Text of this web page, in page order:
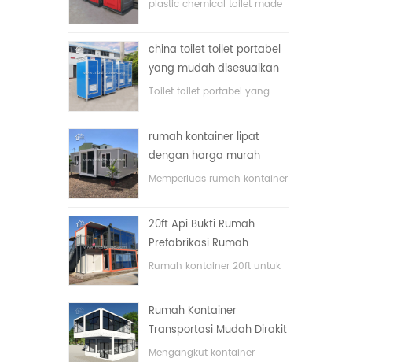
plastic chemical toilet made
china toilet toilet portabel
yang mudah disesuaikan
untuk lokasi konstruksi
Toilet toilet portabel yang
rumah kontainer lipat
dengan harga murah
Memperluas rumah kontainer
20ft Api Bukti Rumah
Prefabrikasi Rumah
Kontainer Rumah di Cina
Rumah kontainer 20ft untuk
Rumah Kontainer
Transportasi Mudah Dirakit
dan Nyaman
Mengangkut kontainer